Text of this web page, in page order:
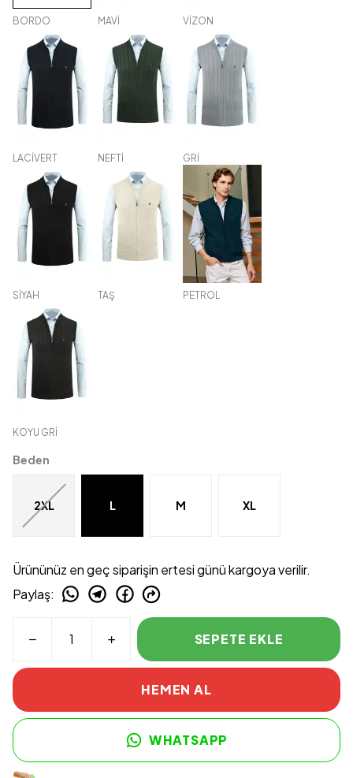
BORDO MAVİ VİZON
LACİVERT NEFTİ GRİ
SİYAH TAŞ PETROL
KOYU GRİ
Beden
2XL L M XL
Ürününüz en geç siparişin ertesi günü kargoya verilir.
Paylaş:
SEPETE EKLE
HEMEN AL
WHATSAPP